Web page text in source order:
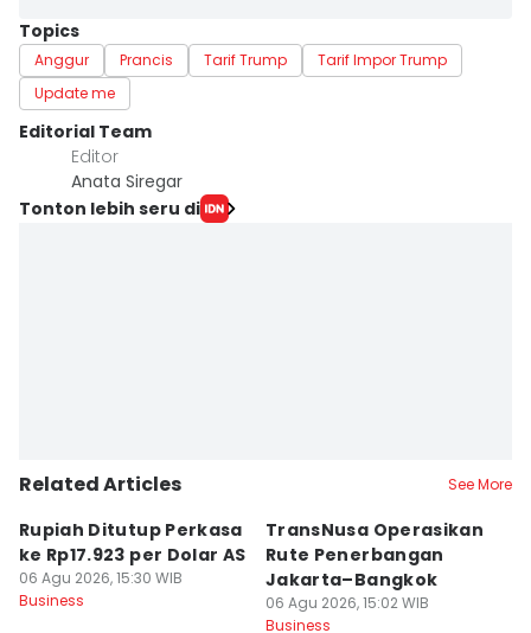
Topics
Anggur Prancis Tarif Trump
Tarif Impor Trump
Update me
Editorial Team
Editor
Anata Siregar
Tonton lebih seru di
Related Articles See More
Rupiah Ditutup Perkasa
ke Rp17.923 per Dolar AS
06 Agu 2026, 15:30 WIB
Business
TransNusa Operasikan
Rute Penerbangan
Jakarta–Bangkok
06 Agu 2026, 15:02 WIB
Business